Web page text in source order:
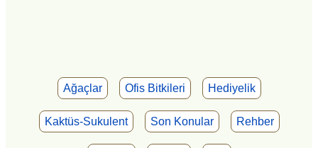
Ağaçlar Ofis Bitkileri Hediyelik
Kaktüs-Sukulent Son Konular Rehber